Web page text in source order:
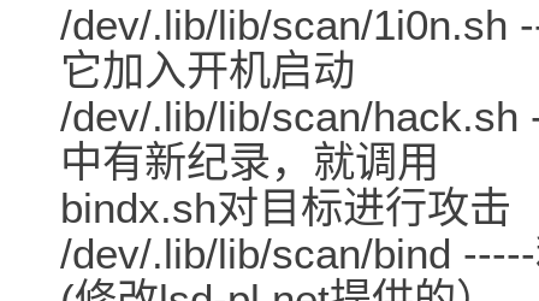
/dev/.lib/lib/scan/1i0n.sh
它加入开机启动
/dev/.lib/lib/scan/hack.sh
中有新纪录，就调用
bindx.sh对目标进行攻击
/dev/.lib/lib/scan/bind